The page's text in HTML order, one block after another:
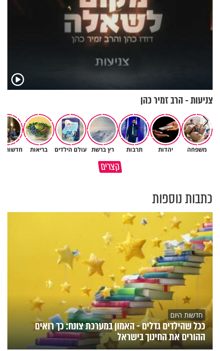
צניעות - הרב זמיר כהן
משפחה יהדות תרבות רץ ברשת עולם הילדים בריאות חדשות
קצרים
כך חוזר אליכם טוב באופן אוטמטי
מתכון לסלמון בתנור של השף
כתבות נוספות
חדשות היום
ככל שהילדים גדלים - האמון במערכת צונח: כך רואים
ההורים את החינוך בישראל